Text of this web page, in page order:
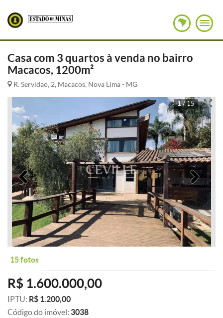
Casa com 3 quartos à venda no bairro
Macacos, 1200m²
R. Servidao, 2, Macacos, Nova Lima - MG
1 / 15
Anterior
15 fotos
R$ 1.600.000,00
IPTU: R$ 1.200,00
Código do imóvel: 3038